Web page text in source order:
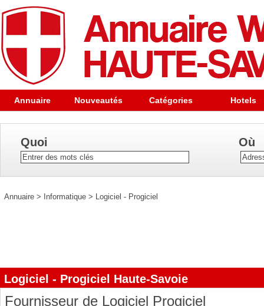
Annuaire Nouveautés Catégories Hotels
Quoi Où
Annuaire > Informatique > Logiciel - Progiciel
Logiciel - Progiciel Haute-Savoie
Fournisseur de Logiciel Progiciel